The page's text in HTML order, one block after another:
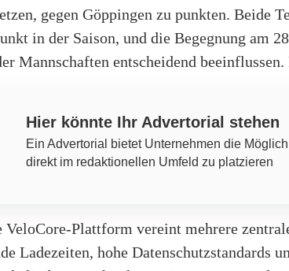
gegen Göppingen zu punkten. Beide
in der Saison, und die Begegnung am
Mannschaften entscheidend
Hier könnte Ihr Advertorial stehen
Ein Advertorial bietet Unternehmen die
direkt im redaktionellen Umfeld zu platzieren
VeloCore-Plattform vereint mehrere
Ladezeiten, hohe Datenschutzstandards